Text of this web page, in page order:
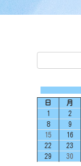
日
月
1
2
8
9
15
16
22
23
29
30